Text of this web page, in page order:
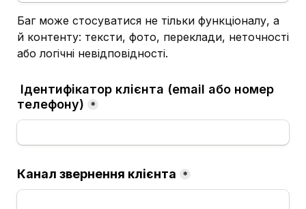
Баг може стосуватися не тільки функціоналу, а
й контенту: тексти, фото, переклади, неточності
або логічні невідповідності.
Ідентифікатор клієнта (email або номер
телефону)
*
Канал звернення клієнта *